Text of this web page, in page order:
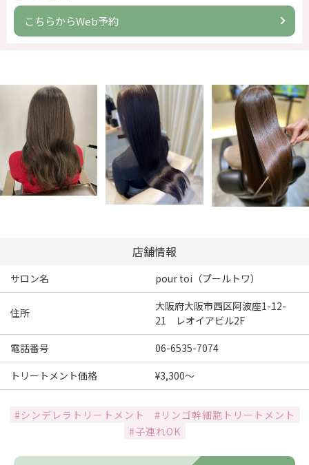
こちらからWeb予約
店舗情報
サロン名 pour toi（プールトワ）
住所
大阪府大阪市西区阿波座1-12-
21 レオイアビル2F
電話番号
06-6535-7074
トリートメント価格
¥3,300～
#シンデレラトリートメント
#リンゴ幹細胞トリートメント
#子連れOK